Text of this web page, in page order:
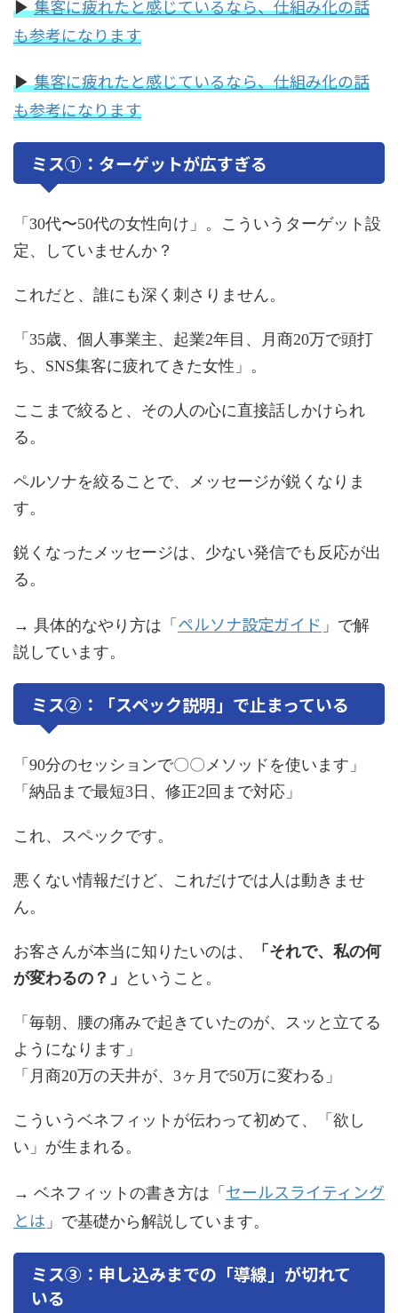
▶集客に疲れたと感じているなら、仕組み化の話
も参考になります
▶集客に疲れたと感じているなら、仕組み化の話
も参考になります
ミス①：ターゲットが広すぎる
「30代〜50代の女性向け」。こういうターゲット設
定、していませんか？
これだと、誰にも深く刺さりません。
「35歳、個人事業主、起業2年目、月商20万で頭打
ち、SNS集客に疲れてきた女性」。
ここまで絞ると、その人の心に直接話しかけられ
る。
ペルソナを絞ることで、メッセージが鋭くなりま
す。
鋭くなったメッセージは、少ない発信でも反応が出
る。
→ 具体的なやり方は「 ペルソナ設定ガイド 」で解
説しています。
ミス②：「スペック説明」で止まっている
「90分のセッションで〇〇メソッドを使います」
「納品まで最短3日、修正2回まで対応」
これ、スペックです。
悪くない情報だけど、これだけでは人は動きませ
ん。
お客さんが本当に知りたいのは、
「それで、私の何
が変わるの？」
ということ。
「毎朝、腰の痛みで起きていたのが、スッと立てる
ようになります」
「月商20万の天井が、3ヶ月で50万に変わる」
こういうベネフィットが伝わって初めて、「欲し
い」が生まれる。
→ ベネフィットの書き方は「 セールスライティング
とは 」で基礎から解説しています。
ミス③：申し込みまでの「導線」が切れて
いる